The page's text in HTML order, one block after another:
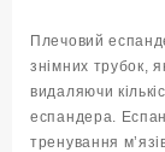
Плечовий
знімних трубок,
видаляючи
еспандера.
тренування